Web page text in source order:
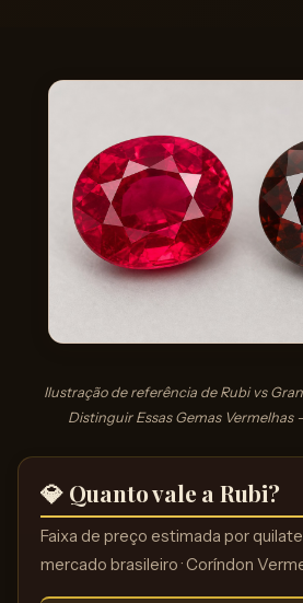
Ilustração de referência de Rubi vs
Distinguir Essas Gemas Vermelhas
💎 Quanto vale a Rubi?
Faixa de preço estimada por
mercado brasileiro · Coríndon